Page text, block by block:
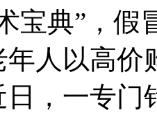
宝典”，
年人以高
，一专门